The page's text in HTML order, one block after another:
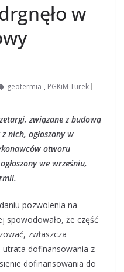
w
geotermia , PGKiM Turek
związane z budową
nich, ogłoszony w
otworu
we wrześniu,
pozwolenia na
spowodowało, że część
zwłaszcza
utrata dofinansowania z
dofinansowania do